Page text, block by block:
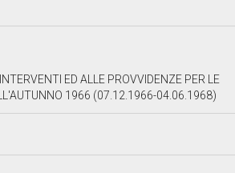
ED ALLE PROVVIDENZE PER LE
1966 (07.12.1966-04.06.1968)